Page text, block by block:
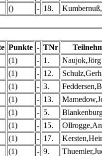
() - 18.
Punkte - TNr
(1) - 1.
Naujok,Jörg
(1) - 12.
(1) - 3.
(1) - 13.
(1) - 5.
(1) - 15.
(1) - 17.
(1) - 9.